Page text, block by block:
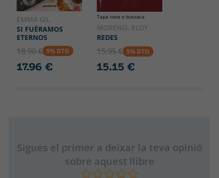
EMMA GIL
SI FUÉRAMOS
ETERNOS
18.90 € 5% DTO
17.96 €
Tapa tova o butxaca
MORENO, ELOY
REDES
15.95 € 5% DTO
15.15 €
Sigues el primer a deixar la teva opinió
sobre aquest llibre